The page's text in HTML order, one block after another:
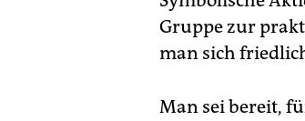
Gruppe zur
man sich
Man sei bereit,